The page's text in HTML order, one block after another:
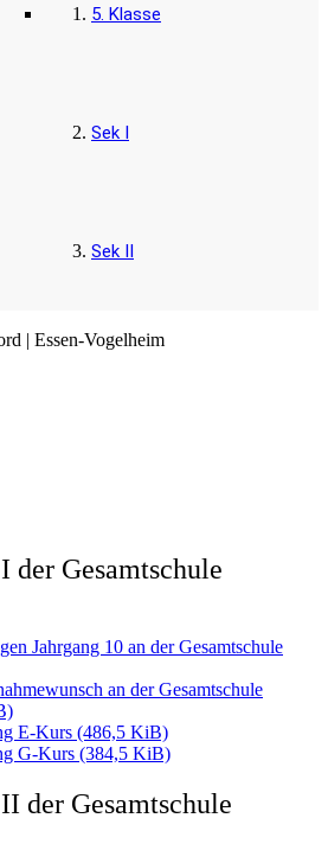
5. Klasse
Sek I
Sek II
der Gesamtschule
Jahrgang 10 an der Gesamtschule
an der Gesamtschule
E-Kurs (486,5 KiB)
G-Kurs (384,5 KiB)
der Gesamtschule